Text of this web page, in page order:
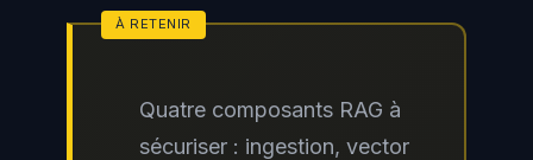
Quatre composants RAG à
sécuriser : ingestion, vector